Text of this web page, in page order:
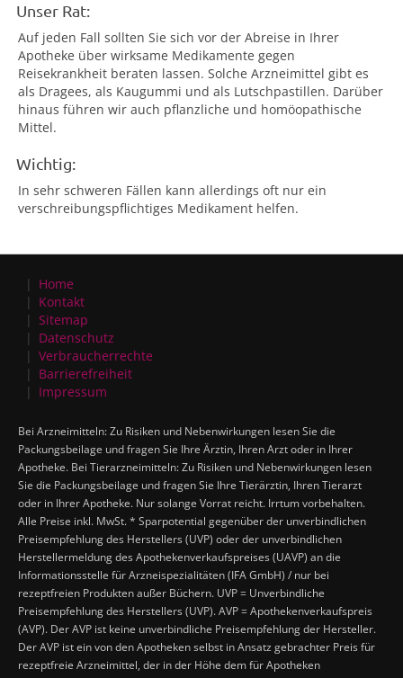
Unser Rat:
Auf jeden Fall sollten Sie sich vor der Abreise in Ihrer
Apotheke über wirksame Medikamente gegen
Reisekrankheit beraten lassen. Solche Arzneimittel gibt es
als Dragees, als Kaugummi und als Lutschpastillen. Darüber
hinaus führen wir auch pflanzliche und homöopathische
Mittel.
Wichtig:
In sehr schweren Fällen kann allerdings oft nur ein
verschreibungspflichtiges Medikament helfen.
Home
Kontakt
Sitemap
Datenschutz
Verbraucherrechte
Barrierefreiheit
Impressum
Bei Arzneimitteln: Zu Risiken und Nebenwirkungen lesen Sie die
Packungsbeilage und fragen Sie Ihre Ärztin, Ihren Arzt oder in Ihrer
Apotheke. Bei Tierarzneimitteln: Zu Risiken und Nebenwirkungen lesen
Sie die Packungsbeilage und fragen Sie Ihre Tierärztin, Ihren Tierarzt
oder in Ihrer Apotheke. Nur solange Vorrat reicht. Irrtum vorbehalten.
Alle Preise inkl. MwSt. * Sparpotential gegenüber der unverbindlichen
Preisempfehlung des Herstellers (UVP) oder der unverbindlichen
Herstellermeldung des Apothekenverkaufspreises (UAVP) an die
Informationsstelle für Arzneispezialitäten (IFA GmbH) / nur bei
rezeptfreien Produkten außer Büchern. UVP = Unverbindliche
Preisempfehlung des Herstellers (UVP). AVP = Apothekenverkaufspreis
(AVP). Der AVP ist keine unverbindliche Preisempfehlung der Hersteller.
Der AVP ist ein von den Apotheken selbst in Ansatz gebrachter Preis für
rezeptfreie Arzneimittel, der in der Höhe dem für Apotheken